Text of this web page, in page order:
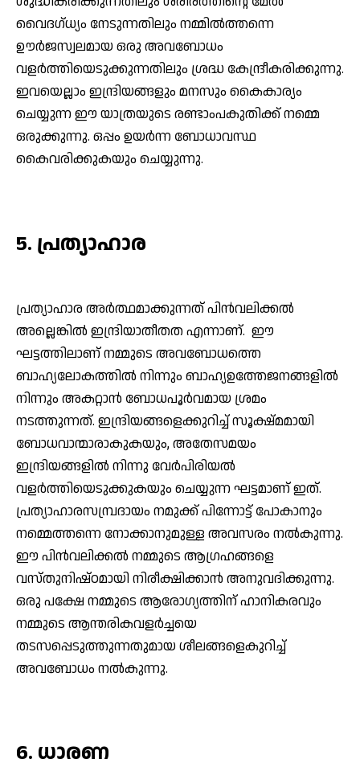
വൈദഗ്ധ്യം നേടുന്നതിലും നമ്മില്‍ത്തന്നെ
ഊര്‍ജസ്വലമായ ഒരു അവബോധം
വളര്‍ത്തിയെടുക്കുന്നതിലും ശ്രദ്ധ കേന്ദ്രീകരിക്കുന്നു.
ഇവയെല്ലാം ഇന്ദ്രിയങ്ങളും മനസും കൈകാര്യം
ചെയ്യുന്ന ഈ യാത്രയുടെ രണ്ടാംപകുതിക്ക് നമ്മെ
ഒരുക്കുന്നു. ഒപ്പം ഉയര്‍ന്ന ബോധാവസ്ഥ
കൈവരിക്കുകയും ചെയ്യുന്നു.
5. പ്രത്യാഹാര
പ്രത്യാഹാര അര്‍ത്ഥമാക്കുന്നത് പിന്‍വലിക്കല്‍
അല്ലെങ്കില്‍ ഇന്ദ്രിയാതീതത എന്നാണ്. ഈ
ഘട്ടത്തിലാണ് നമ്മുടെ അവബോധത്തെ
ബാഹ്യലോകത്തില്‍ നിന്നും ബാഹ്യഉത്തേജനങ്ങളില്‍
നിന്നും അകറ്റാന്‍ ബോധപൂര്‍വമായ ശ്രമം
നടത്തുന്നത്. ഇന്ദ്രിയങ്ങളെക്കുറിച്ച് സൂക്ഷ്മമായി
ബോധവാന്മാരാകുകയും, അതേസമയം
ഇന്ദ്രിയങ്ങളില്‍ നിന്നു വേര്‍പിരിയല്‍
വളര്‍ത്തിയെടുക്കുകയും ചെയ്യുന്ന ഘട്ടമാണ് ഇത്.
പ്രത്യാഹാരസമ്പ്രദായം നമുക്ക് പിന്നോട്ട് പോകാനും
നമ്മെത്തന്നെ നോക്കാനുമുള്ള അവസരം നല്‍കുന്നു.
ഈ പിന്‍വലിക്കല്‍ നമ്മുടെ ആഗ്രഹങ്ങളെ
വസ്തുനിഷ്ഠമായി നിരീക്ഷിക്കാന്‍ അനുവദിക്കുന്നു.
ഒരു പക്ഷേ നമ്മുടെ ആരോഗ്യത്തിന് ഹാനികരവും
നമ്മുടെ ആന്തരികവളര്‍ച്ചയെ
തടസപ്പെടുത്തുന്നതുമായ ശീലങ്ങളെകുറിച്ച്
അവബോധം നല്‍കുന്നു.
6. ധാരണ